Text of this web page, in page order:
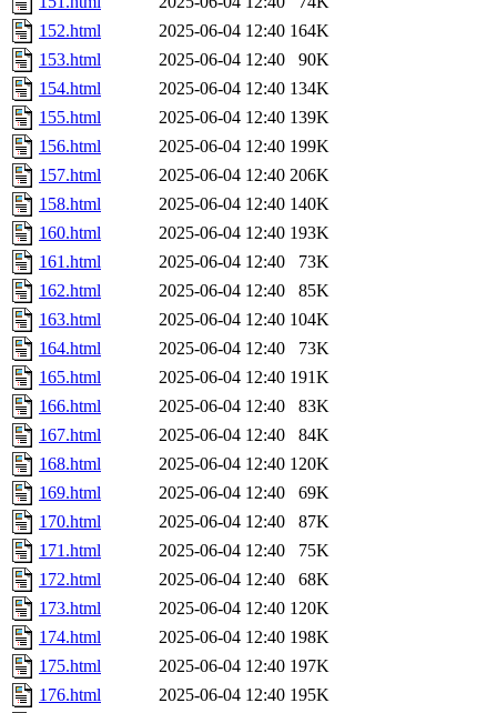
152.html
2025-06-04 12:40 164K
153.html
2025-06-04 12:40
90K
154.html
2025-06-04 12:40 134K
155.html
2025-06-04 12:40 139K
156.html
2025-06-04 12:40 199K
157.html
2025-06-04 12:40 206K
158.html
2025-06-04 12:40 140K
160.html
2025-06-04 12:40 193K
161.html
2025-06-04 12:40
73K
162.html
2025-06-04 12:40
85K
163.html
2025-06-04 12:40 104K
164.html
2025-06-04 12:40
73K
165.html
2025-06-04 12:40 191K
166.html
2025-06-04 12:40
83K
167.html
2025-06-04 12:40
84K
168.html
2025-06-04 12:40 120K
169.html
2025-06-04 12:40
69K
170.html
2025-06-04 12:40
87K
171.html
2025-06-04 12:40
75K
172.html
2025-06-04 12:40
68K
173.html
2025-06-04 12:40 120K
174.html
2025-06-04 12:40 198K
175.html
2025-06-04 12:40 197K
176.html
2025-06-04 12:40 195K